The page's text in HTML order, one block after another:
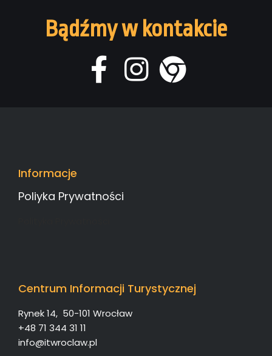
Bądźmy w kontakcie
Informacje
Poliyka Prywatności
Centrum Informacji Turystycznej
Rynek 14, 50-101 Wrocław
+48 71 344 31 11
info@itwroclaw.pl